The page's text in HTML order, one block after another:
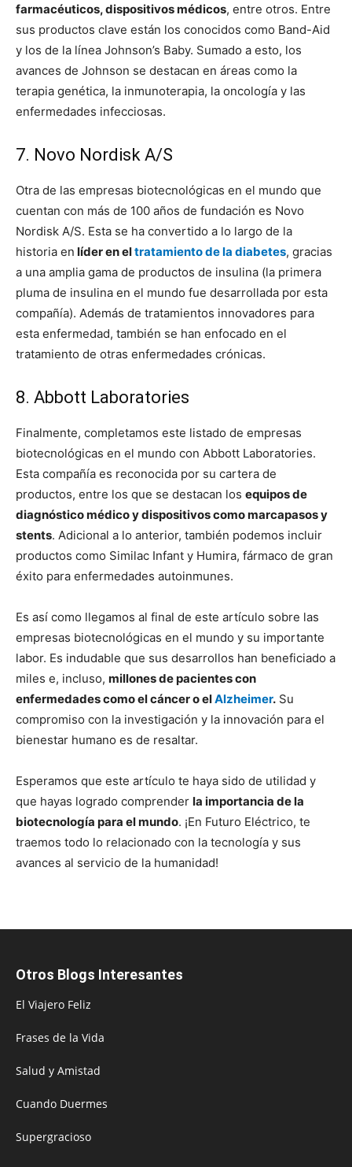
farmacéuticos, dispositivos médicos, entre otros. Entre
sus productos clave están los conocidos como Band-Aid
y los de la línea Johnson’s Baby. Sumado a esto, los
avances de Johnson se destacan en áreas como la
terapia genética, la inmunoterapia, la oncología y las
enfermedades infecciosas.
7. Novo Nordisk A/S
Otra de las empresas biotecnológicas en el mundo que
cuentan con más de 100 años de fundación es Novo
Nordisk A/S. Esta se ha convertido a lo largo de la
historia en líder en eltratamiento de la diabetes, gracias
a una amplia gama de productos de insulina (la primera
pluma de insulina en el mundo fue desarrollada por esta
compañía). Además de tratamientos innovadores para
esta enfermedad, también se han enfocado en el
tratamiento de otras enfermedades crónicas.
8. Abbott Laboratories
Finalmente, completamos este listado de empresas
biotecnológicas en el mundo con Abbott Laboratories.
Esta compañía es reconocida por su cartera de
productos, entre los que se destacan los equipos de
diagnóstico médico y dispositivos como marcapasos y
stents. Adicional a lo anterior, también podemos incluir
productos como Similac Infant y Humira, fármaco de gran
éxito para enfermedades autoinmunes.
Es así como llegamos al final de este artículo sobre las
empresas biotecnológicas en el mundo y su importante
labor. Es indudable que sus desarrollos han beneficiado a
miles e, incluso, millones de pacientes con
enfermedades como el cáncer o elAlzheimer. Su
compromiso con la investigación y la innovación para el
bienestar humano es de resaltar.
Esperamos que este artículo te haya sido de utilidad y
que hayas logrado comprender la importancia de la
biotecnología para el mundo. ¡En Futuro Eléctrico, te
traemos todo lo relacionado con la tecnología y sus
avances al servicio de la humanidad!
Otros Blogs Interesantes
El Viajero Feliz
Frases de la Vida
Salud y Amistad
Cuando Duermes
Supergracioso